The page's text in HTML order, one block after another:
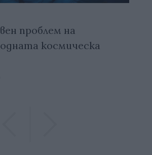
проблем на
космическа